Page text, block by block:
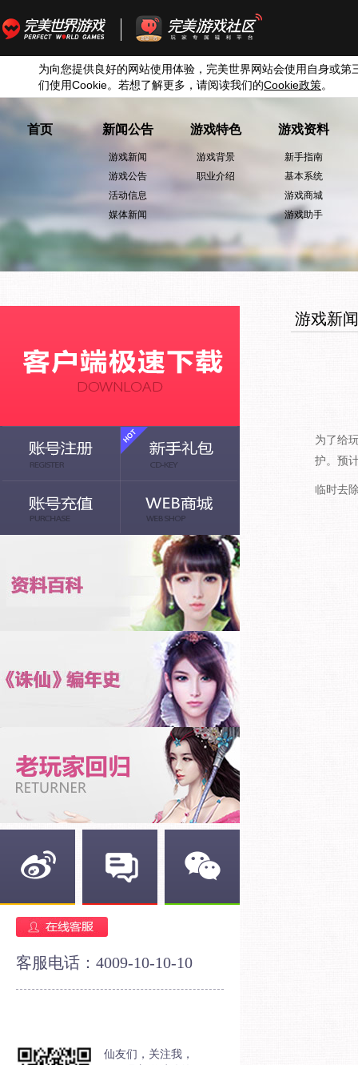
为向您提供良好的网站使用体验，完美世界网站会使用自身或第
们使用Cookie。若想了解更多，请阅读我们的Cookie政策。
首页 新闻公告
游戏新闻
游戏公告
活动信息
媒体新闻
游戏特色
游戏背景
职业介绍
游戏资料
新手指南
基本系统
游戏商城
游戏助手
客服电话：4009-10-10-10
仙友们，关注我，
游戏新闻
为了给
护。预
临时去